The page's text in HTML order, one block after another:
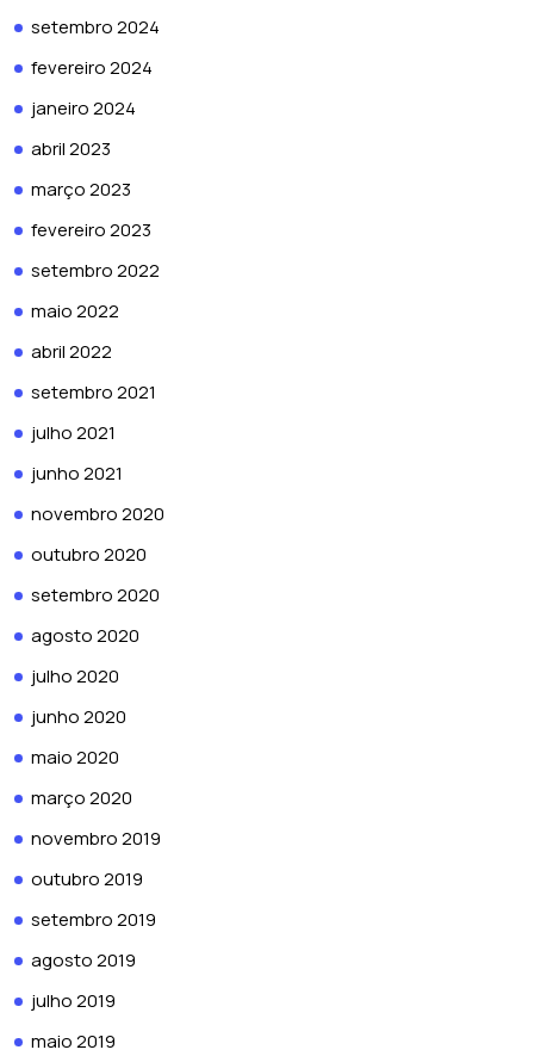
setembro 2024
fevereiro 2024
janeiro 2024
abril 2023
março 2023
fevereiro 2023
setembro 2022
maio 2022
abril 2022
setembro 2021
julho 2021
junho 2021
novembro 2020
outubro 2020
setembro 2020
agosto 2020
julho 2020
junho 2020
maio 2020
março 2020
novembro 2019
outubro 2019
setembro 2019
agosto 2019
julho 2019
maio 2019